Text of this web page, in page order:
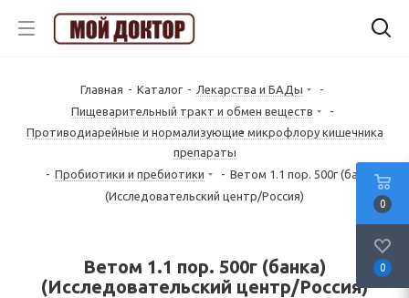
Главная - Каталог - Лекарства и БАДы
-
Пищеварительный тракт и обмен веществ
-
Противодиарейные и нормализующие микрофлору кишечника
препараты
- Пробиотики и пребиотики - Ветом 1.1 пор. 500г (банка)
(Исследовательский центр/Россия)
Ветом 1.1 пор. 500г (банка)
(Исследовательский центр/Россия)
0
0